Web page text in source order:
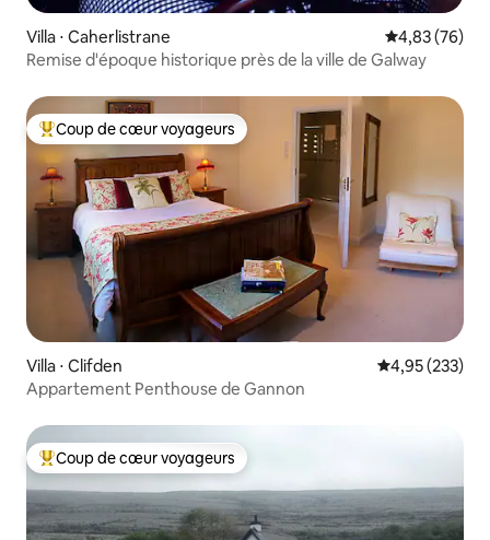
Villa ⋅ Caherlistrane Évaluation
4,83 (76)
Remise d'époque historique près de la ville de Galway
Coups de cœur voyageurs les plus appréciés
Coup de cœur voyageurs
Villa ⋅ Clifden Évaluation
4,95 (233)
Appartement Penthouse de Gannon
Coups de cœur voyageurs les plus appréciés
Coup de cœur voyageurs